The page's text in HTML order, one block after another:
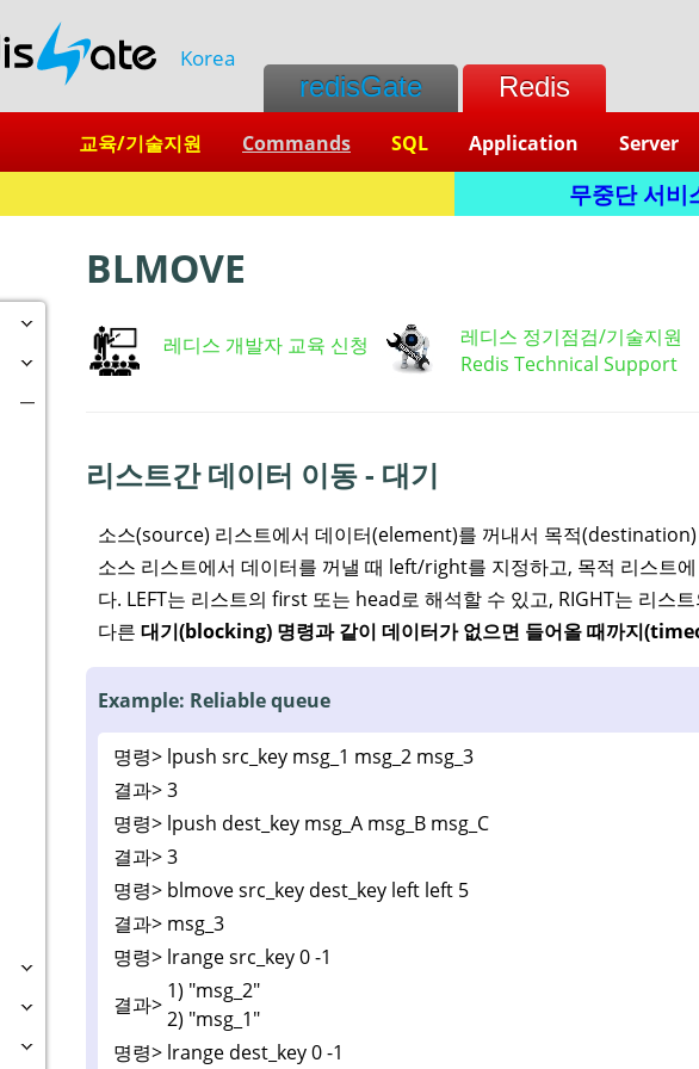
Korea
redisGate Redis
교육/기술지원 Commands SQL Application Server
무중단 서
BLMOVE
레디스 개발자 교육 신청
레디스 정기점검/기술지원
Redis Technical Support
리스트간 데이터 이동 - 대기
소스(source) 리스트에서 데이터(element)를 꺼내서 목적
소스 리스트에서 데이터를 꺼낼 때 left/right를 지정하고, 목적 리스트
다. LEFT는 리스트의 first 또는 head로 해석할 수 있고, RIGHT는 리스
다른 대기(blocking) 명령과 같이 데이터가 없으면 들어올 때까지
Example: Reliable queue
명령> lpush src_key msg_1 msg_2 msg_3
결과>3
명령> lpush dest_key msg_A msg_B msg_C
결과>3
명령> blmove src_key dest_key left left 5
결과> msg_3
명령> lrange src_key 0 -1
결과>
1) "msg_2"
2) "msg_1"
명령> lrange dest_key 0 -1